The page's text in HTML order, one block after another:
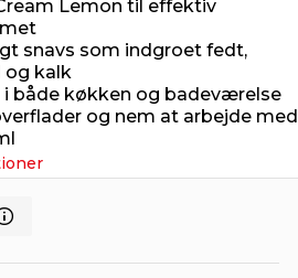
Lemon til effektiv
snavs som indgroet fedt,
kalk
i både køkken og badeværelse
og nem at arbejde med